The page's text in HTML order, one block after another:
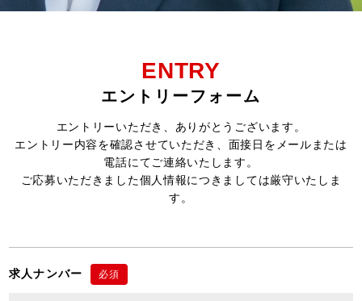
ENTRY
エントリーフォーム
エントリーいただき、ありがとうございます。
エントリー内容を確認させていただき、面接日をメールまたは
電話にてご連絡いたします。
ご応募いただきました個人情報につきましては厳守いたしま
す。
求人ナンバー 必須